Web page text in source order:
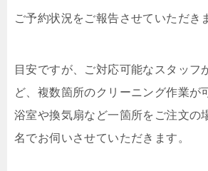
ご予約状況をご報告させていただき
目安ですが、ご対応可能なスタッフ
ど、複数箇所のクリーニング作業が
浴室や換気扇など一箇所をご注文の
名でお伺いさせていただきます。